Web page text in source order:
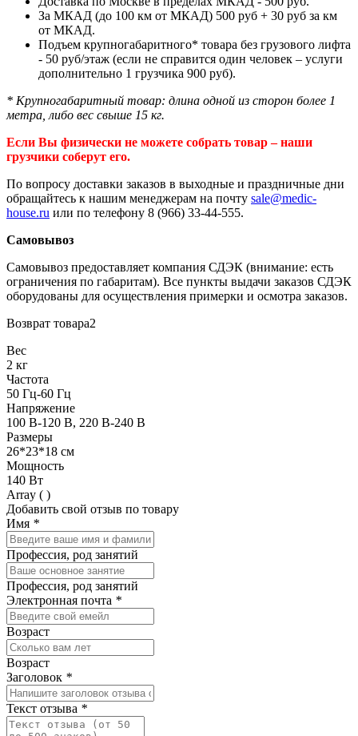
За МКАД (до 100 км от МКАД) 500 руб + 30 руб за км
от МКАД.
Подъем крупногабаритного* товара без грузового лифта
- 50 руб/этаж (если не справится один человек – услуги
дополнительно 1 грузчика 900 руб).
* Крупногабаритный товар: длина одной из сторон более 1
метра, либо вес свыше 15 кг.
Если Вы физически не можете собрать товар – наши
грузчики соберут его.
По вопросу доставки заказов в выходные и праздничные дни
обращайтесь к нашим менеджерам на почту sale@medic-
house.ru или по телефону 8 (966) 33-44-555.
Самовывоз
Самовывоз предоставляет компания СДЭК (внимание: есть
ограничения по габаритам). Все пункты выдачи заказов СДЭК
оборудованы для осуществления примерки и осмотра заказов.
Возврат товара2
Вес
2 кг
Частота
50 Гц-60 Гц
Напряжение
100 В-120 В, 220 В-240 В
Размеры
26*23*18 см
Мощность
140 Вт
Array ( )
Добавить свой отзыв по товару
Имя *
Профессия, род занятий
Профессия, род занятий
Электронная почта *
Возраст
Возраст
Заголовок *
Текст отзыва *